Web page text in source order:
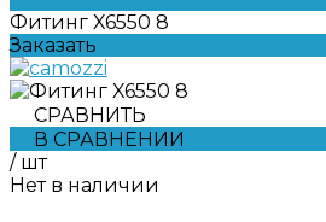
Фитинг X6550 8
Заказать
СРАВНИТЬ
В СРАВНЕНИИ
/ шт
Нет в наличии